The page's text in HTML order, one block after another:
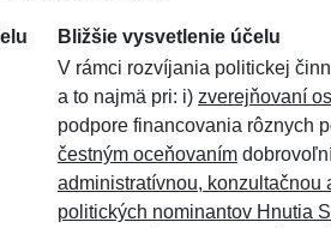
Bližšie vysvetlenie účelu
V rámci rozvíjania politickej
a to najmä pri: i) zverejňovaní
podpore financovania rôznych
čestným oceňovaním
administratívnou, konzultačnou
politických nominantov Hnutia